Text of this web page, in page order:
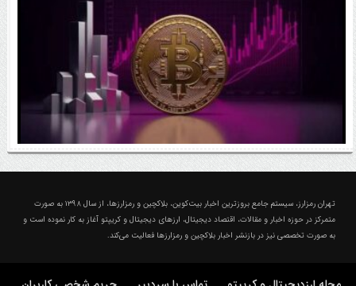
اتفاق مهم در بازار رمزارزها / بیت‌کوین وارد فاز تازه شد
تهران رمزارز، سیستم جامع بروزترین اخبار بیت‌کوین، بلاکچین و رمزارزها، از سال ۱۳۹۸ به صورت
متمرکز در حوزه اخبار و مقالات، اقتصاد دیجیتال، ارزهای‌ دیجیتال و کریپتو آغاز به کار نموده است و
به صورت تخصصی نیز در بازنشر اخبار بلاکچین و رمزارزها فعالیت می‌کند.